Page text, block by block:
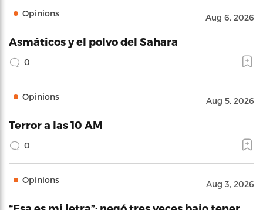
Opinions Aug 6, 2026
Asmáticos y el polvo del Sahara
0
Opinions Aug 5, 2026
Terror a las 10 AM
0
Opinions Aug 3, 2026